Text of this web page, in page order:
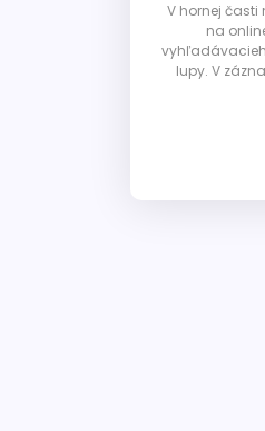
V hornej časti
na
lupy. V